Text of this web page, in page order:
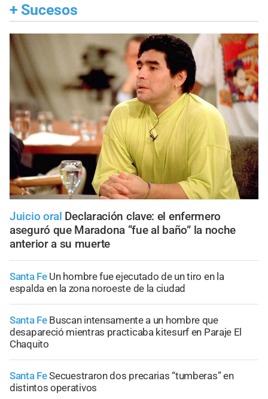
+ Sucesos
Juicio oral Declaración clave: el enfermero
aseguró que Maradona “fue al baño” la noche
anterior a su muerte
Santa Fe Un hombre fue ejecutado de un tiro en la
espalda en la zona noroeste de la ciudad
Santa Fe Buscan intensamente a un hombre que
desapareció mientras practicaba kitesurf en Paraje El
Chaquito
Santa FeSecuestraron dos precarias “tumberas” en
distintos operativos